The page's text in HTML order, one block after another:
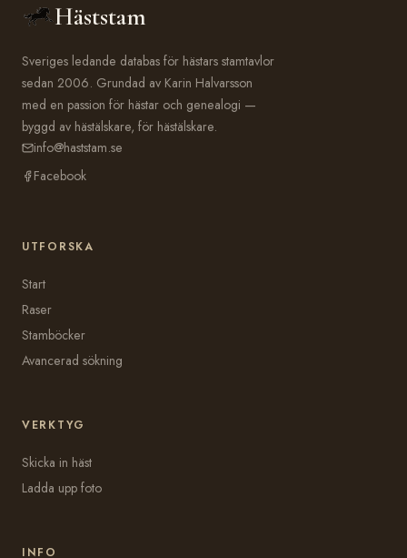
Häststam
Sveriges ledande databas för hästars stamtavlor
sedan 2006. Grundad av Karin Halvarsson
med en passion för hästar och genealogi —
byggd av hästälskare, för hästälskare.
info@haststam.se
Facebook
UTFORSKA
Start
Raser
Stamböcker
Avancerad sökning
VERKTYG
Skicka in häst
Ladda upp foto
INFO